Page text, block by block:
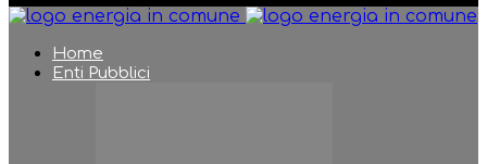
Home
Enti Pubblici